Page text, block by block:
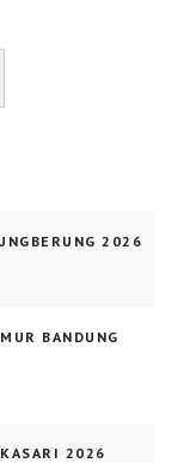
2026
BANDUNG
2026